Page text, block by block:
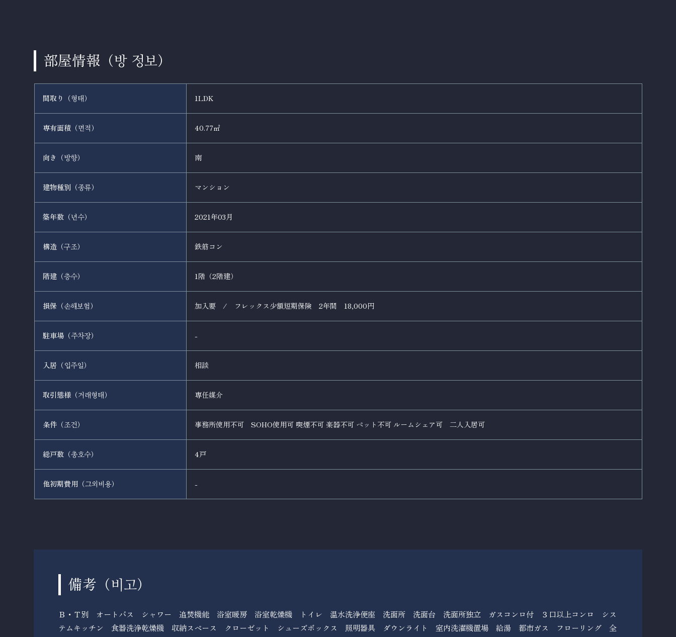
部屋情報（방 정보）
間取り（형태 ） 1LDK
専有面積（ 면적 ） 40.77㎡
向き（ 방향） 南
建物種別（종류） マンション
築年数（ 년수） 2021年03月
構造（구조） 鉄筋コン
階建（층수） 1階（2階建）
損保（손해보험 ） 加入要 / フレックス少額短期保険 2年間 18,000円
駐車場（주차장） -
入居（ 입주일） 相談
取引態様（거래형태 ） 専任媒介
条件（조건） 事務所使用不可 SOHO使用可 喫煙不可 楽器不可 ペット不可 ルームシェア可 二人入居可
総戸数（총호수） 4戸
他初期費用（그외비용） -
備考（비고）
Ｂ・Ｔ別 オートバス シャワー 追焚機能 浴室暖房 浴室乾燥機 トイレ 温水洗浄便座 洗面所 洗面台 洗面所独立 ガスコンロ付 ３口以上コンロ シス
テムキッチン 食器洗浄乾燥機 収納スペース クローゼット シューズボックス 照明器具 ダウンライト 室内洗濯機置場 給湯 都市ガス フローリング 全